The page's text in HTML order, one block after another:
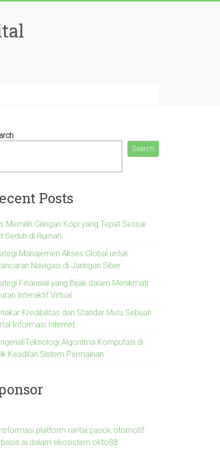
Search
Posts
Memilih Gilingan Kopi yang Tepat Sesuai
Seduh di Rumah
Manajemen Akses Global untuk
Navigasi di Jaringan Siber
Finansial yang Bijak dalam Menikmati
Interaktif Virtual
Kredibilitas dan Standar Mutu Sebuah
Informasi Internet
Teknologi Algoritma Komputasi di
Keadilan Sistem Permainan
platform rantai pasok otomotif
ai dalam ekosistem okto88